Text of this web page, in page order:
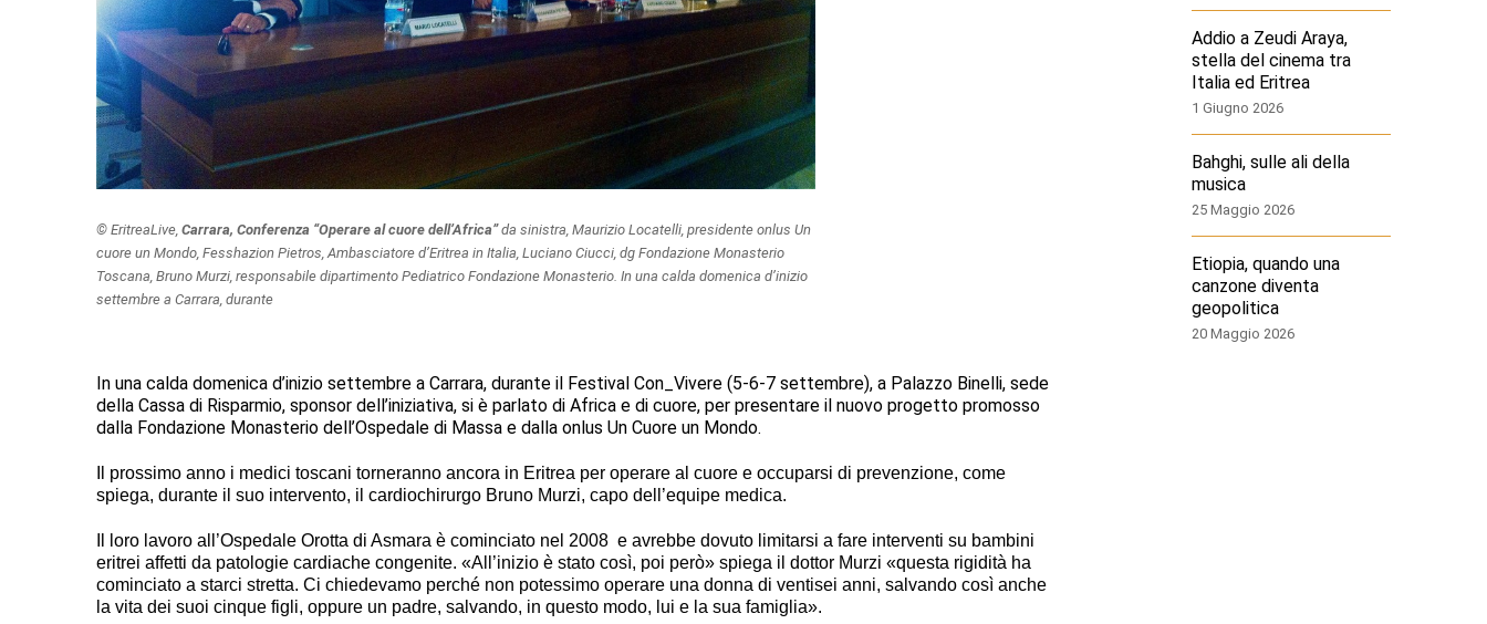
© EritreaLive, Carrara, Conferenza “Operare al cuore dell’Africa”da sinistra, Maurizio Locatelli, presidente onlus Un
cuore un Mondo, Fesshazion Pietros, Ambasciatore d’Eritrea in Italia, Luciano Ciucci, dg Fondazione Monasterio
Toscana, Bruno Murzi, responsabile dipartimento Pediatrico Fondazione Monasterio. In una calda domenica d’inizio
settembre a Carrara, durante
In una calda domenica d’inizio settembre a Carrara, durante il Festival Con_Vivere (5-6-7 settembre), a Palazzo Binelli, sede
della Cassa di Risparmio, sponsor dell’iniziativa, si è parlato di Africa e di cuore, per presentare il nuovo progetto promosso
dalla Fondazione Monasterio dell’Ospedale di Massa e dalla onlus Un Cuore un Mondo.
Il prossimo anno i medici toscani torneranno ancora in Eritrea per operare al cuore e occuparsi di prevenzione, come
spiega, durante il suo intervento, il cardiochirurgo Bruno Murzi, capo dell’equipe medica.
Il loro lavoro all’Ospedale Orotta di Asmara è cominciato nel 2008 e avrebbe dovuto limitarsi a fare interventi su bambini
eritrei affetti da patologie cardiache congenite. «All’inizio è stato così, poi però» spiega il dottor Murzi «questa rigidità ha
cominciato a starci stretta. Ci chiedevamo perché non potessimo operare una donna di ventisei anni, salvando così anche
la vita dei suoi cinque figli, oppure un padre, salvando, in questo modo, lui e la sua famiglia».
Addio a Zeudi Araya,
stella del cinema tra
Italia ed Eritrea
1 Giugno 2026
Bahghi, sulle ali della
musica
25 Maggio 2026
Etiopia, quando una
canzone diventa
geopolitica
20 Maggio 2026